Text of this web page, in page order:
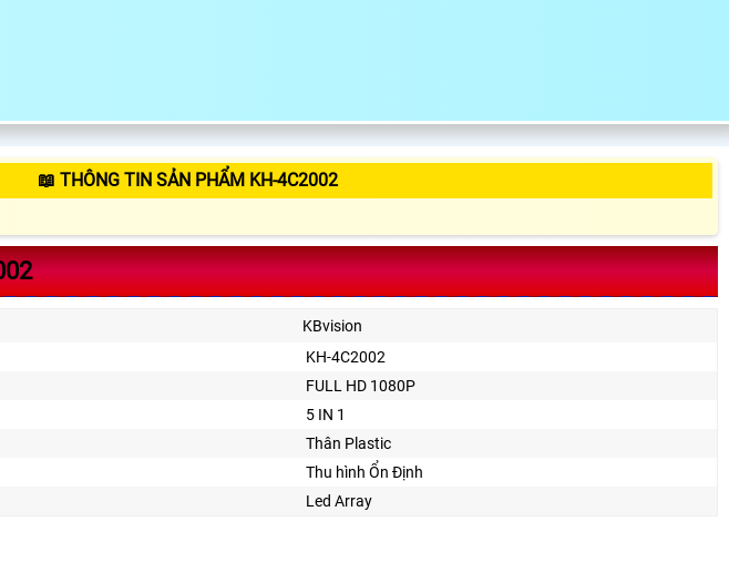
📖 THÔNG TIN SẢN PHẨM KH-4C2002
KBvision
KH-4C2002
FULL HD 1080P
5 IN 1
Thân Plastic
Thu hình Ổn Định
Led Array